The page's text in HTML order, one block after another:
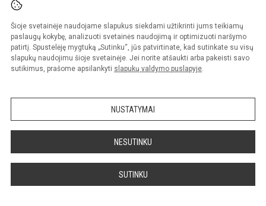
Šioje svetainėje naudojame slapukus siekdami užtikrinti jums teikiamų
paslaugų kokybę, analizuoti svetainės naudojimą ir optimizuoti naršymo
patirtį. Spustelėję mygtuką „Sutinku“, jūs patvirtinate, kad sutinkate su visų
slapukų naudojimu šioje svetainėje. Jei norite atšaukti arba pakeisti savo
sutikimus, prašome apsilankyti slapukų valdymo puslapyje.
NUSTATYMAI
NESUTINKU
SUTINKU
El. p.
Duomenys kaupiami ir saugomi
Juridinių asmenų registre
Įmonės kodas 191018728
Kopijuoti turinį be raštiško gimnazijos sutikimo griežtai draudžiama.
Prieinamumo paraiška Slapukų valdymas
svetainę